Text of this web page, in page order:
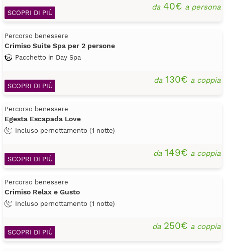
da40€ a persona
SCOPRI DI PIÙ
Percorso benessere
Crimiso Suite Spa per 2 persone
Pacchetto in Day Spa
da130€ a coppia
SCOPRI DI PIÙ
Percorso benessere
Egesta Escapada Love
Incluso pernottamento (1 notte)
da149€ a coppia
SCOPRI DI PIÙ
Percorso benessere
Crimiso Relax e Gusto
Incluso pernottamento (1 notte)
da250€ a coppia
SCOPRI DI PIÙ